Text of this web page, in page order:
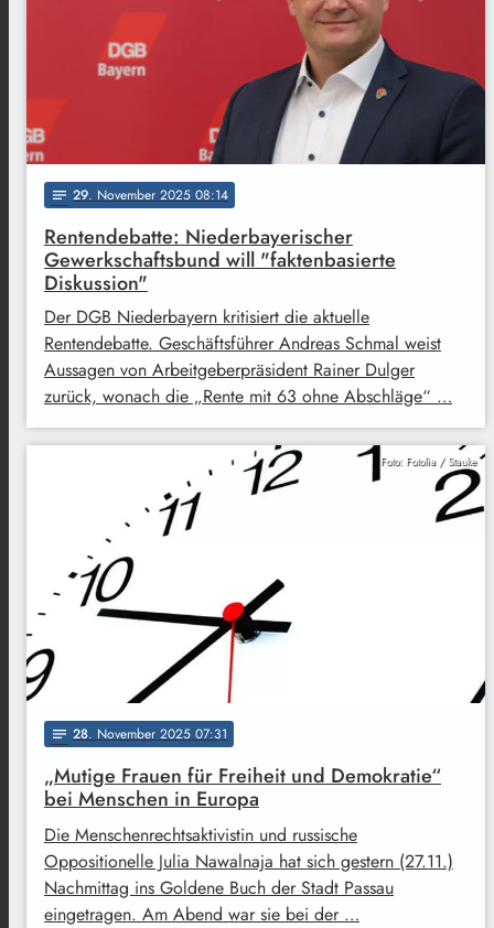
notes 29. November 2025 08:14
Rentendebatte: Niederbayerischer
Gewerkschaftsbund will "faktenbasierte
Diskussion"
Der DGB Niederbayern kritisiert die aktuelle
Rentendebatte. Geschäftsführer Andreas Schmal weist
Aussagen von Arbeitgeberpräsident Rainer Dulger
zurück, wonach die „Rente mit 63 ohne Abschläge“ …
Foto: Fotolia / Stauke
notes 28. November 2025 07:31
„Mutige Frauen für Freiheit und Demokratie“
bei Menschen in Europa
Die Menschenrechtsaktivistin und russische
Oppositionelle Julia Nawalnaja hat sich gestern (27.11.)
Nachmittag ins Goldene Buch der Stadt Passau
eingetragen. Am Abend war sie bei der …